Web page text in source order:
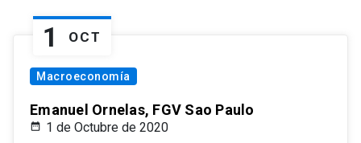
1 OCT
Macroeconomía
Emanuel Ornelas, FGV Sao Paulo
1 de Octubre de 2020